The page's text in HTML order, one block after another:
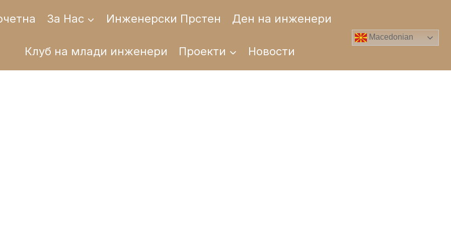
За Нас Инженерски Прстен Ден на инженери
Клуб на млади инженери Проекти Новости
Macedonian